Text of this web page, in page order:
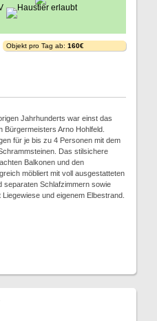
Objekt pro Tag ab: 160€
Jahrhunderts war einst das
Bürgermeisters Arno Hohlfeld.
für je bis zu 4 Personen mit dem
Das stilsichere
Balkonen und den
möbliert mit voll ausgestatteten
separaten Schlafzimmern sowie
und eigenem Elbestrand.